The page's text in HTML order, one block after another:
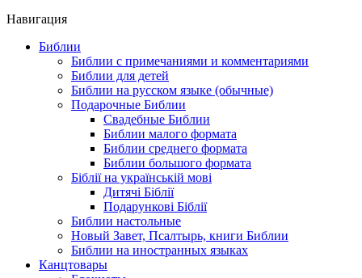
Навигация
Библии
Библии с примечаниями и комментариями
Библии для детей
Библии на русском языке (обычные)
Подарочные Библии
Свадебные Библии
Библии малого формата
Библии среднего формата
Библии большого формата
Біблії на українській мові
Дитячі Біблії
Подарункові Біблії
Библии настольные
Новый Завет, Псалтырь, книги Библии
Библии на иностранных языках
Канцтовары